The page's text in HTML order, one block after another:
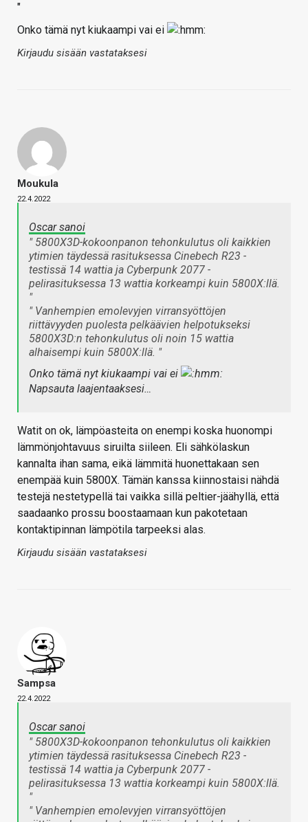
"
Onko tämä nyt kiukaampi vai ei
Kirjaudu sisään vastataksesi
Moukula
22.4.2022
Oscar sanoi
" 5800X3D-kokoonpanon tehonkulutus oli kaikkien
ytimien täydessä rasituksessa Cinebech R23 -
testissä 14 wattia ja Cyberpunk 2077 -
pelirasituksessa 13 wattia korkeampi kuin 5800X:llä.
"
" Vanhempien emolevyjen virransyöttöjen
riittävyyden puolesta pelkäävien helpotukseksi
5800X3D:n tehonkulutus oli noin 15 wattia
alhaisempi kuin 5800X:llä. "
Onko tämä nyt kiukaampi vai ei
Napsauta laajentaaksesi…
Watit on ok, lämpöasteita on enempi koska huonompi
lämmönjohtavuus siruilta siileen. Eli sähkölaskun
kannalta ihan sama, eikä lämmitä huonettakaan sen
enempää kuin 5800X. Tämän kanssa kiinnostaisi nähdä
testejä nestetypellä tai vaikka sillä peltier-jäähyllä, että
saadaanko prossu boostaamaan kun pakotetaan
kontaktipinnan lämpötila tarpeeksi alas.
Kirjaudu sisään vastataksesi
Sampsa
22.4.2022
Oscar sanoi
" 5800X3D-kokoonpanon tehonkulutus oli kaikkien
ytimien täydessä rasituksessa Cinebech R23 -
testissä 14 wattia ja Cyberpunk 2077 -
pelirasituksessa 13 wattia korkeampi kuin 5800X:llä.
"
" Vanhempien emolevyjen virransyöttöjen